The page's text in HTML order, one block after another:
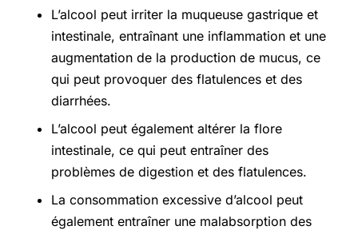
L’alcool peut irriter la muqueuse gastrique et
intestinale, entraînant une inflammation et une
augmentation de la production de mucus, ce
qui peut provoquer des flatulences et des
diarrhées.
L’alcool peut également altérer la flore
intestinale, ce qui peut entraîner des
problèmes de digestion et des flatulences.
La consommation excessive d’alcool peut
également entraîner une malabsorption des